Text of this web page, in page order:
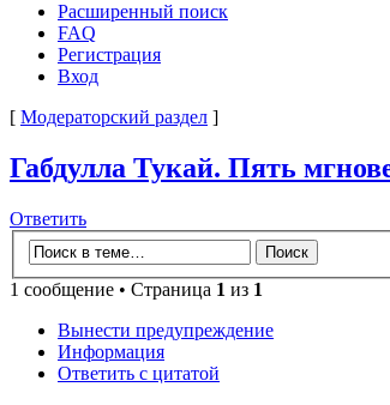
Расширенный поиск
FAQ
Регистрация
Вход
[ Модераторский раздел ]
Габдулла Тукай. Пять
Ответить
1 сообщение • Страница 1 из 1
Вынести предупреждение
Информация
Ответить с цитатой